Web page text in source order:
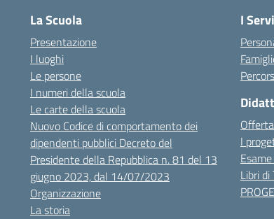
La Scuola
Presentazione
I luoghi
Le persone
I numeri della scuola
Le carte della scuola
Nuovo Codice di comportamento dei
dipendenti pubblici Decreto del
Presidente della Repubblica n. 81 del 13
giugno 2023, dal 14/07/2023
Organizzazione
La storia
I
I
Libri